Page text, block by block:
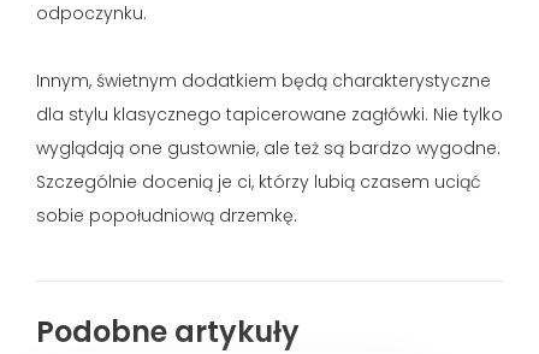
odpoczynku.
Innym, świetnym dodatkiem będą charakterystyczne
dla stylu klasycznego tapicerowane zagłówki. Nie tylko
wyglądają one gustownie, ale też są bardzo wygodne.
Szczególnie docenią je ci, którzy lubią czasem uciąć
sobie popołudniową drzemkę.
Podobne artykuły